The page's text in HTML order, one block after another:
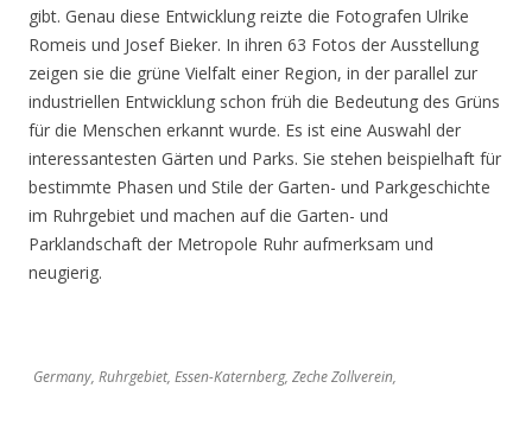
gibt. Genau diese Entwicklung reizte die Fotografen Ulrike
Romeis und Josef Bieker. In ihren 63 Fotos der Ausstellung
zeigen sie die grüne Vielfalt einer Region, in der parallel zur
industriellen Entwicklung schon früh die Bedeutung des Grüns
für die Menschen erkannt wurde. Es ist eine Auswahl der
interessantesten Gärten und Parks. Sie stehen beispielhaft für
bestimmte Phasen und Stile der Garten- und Parkgeschichte
im Ruhrgebiet und machen auf die Garten- und
Parklandschaft der Metropole Ruhr aufmerksam und
neugierig.
Germany, Ruhrgebiet, Essen-Katernberg, Zeche Zollverein,